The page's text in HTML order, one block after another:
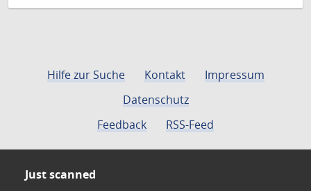
Hilfe zur Suche Kontakt
Impressum
Datenschutz
Feedback
RSS-Feed
Just scanned